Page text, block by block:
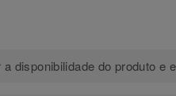
disponibilidade do produto e